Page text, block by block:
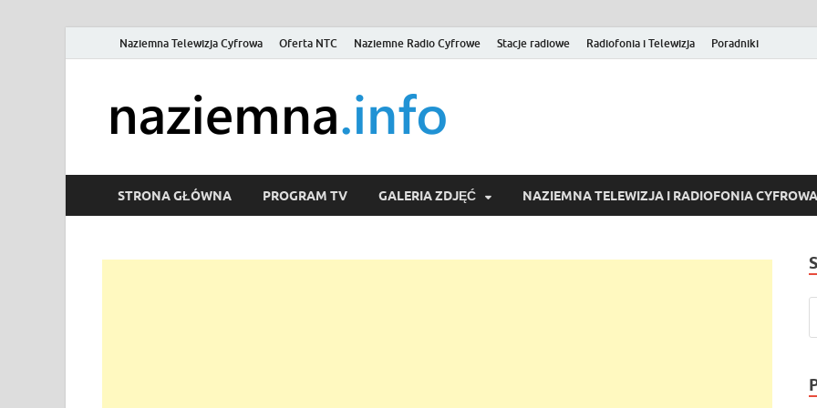
Naziemna Telewizja Cyfrowa Oferta NTC Naziemne Radio Cyfrowe Stacje radiowe Radiofonia i Telewizja Poradniki
Wideo online, VOD
STRONA GŁÓWNA PROGRAM TV GALERIA ZDJĘĆ NAZIEMNA TELEWIZJA I RADIOFONIA CYFROWA